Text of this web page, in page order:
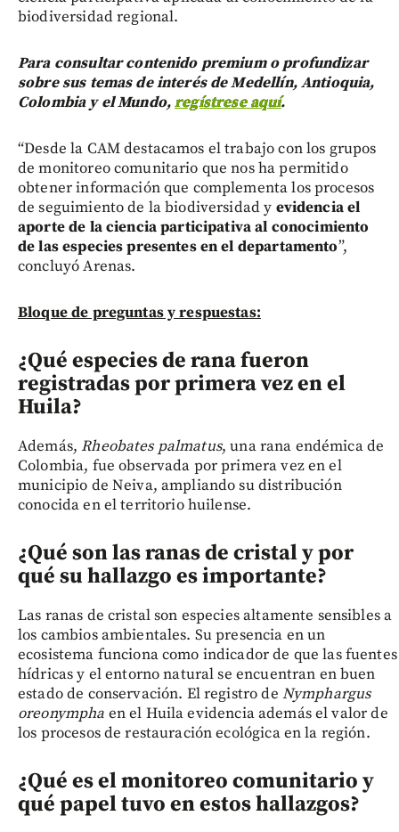
biodiversidad regional.
Para consultar contenido premium o profundizar
sobre sus temas de interés de Medellín, Antioquia,
Colombia y el Mundo,regístrese aquí.
“Desde la CAM destacamos el trabajo con los grupos
de monitoreo comunitario que nos ha permitido
obtener información que complementa los procesos
de seguimiento de la biodiversidad y evidencia el
aporte de la ciencia participativa al conocimiento
de las especies presentes en el departamento”,
concluyó Arenas.
Bloque de preguntas y respuestas:
¿Qué especies de rana fueron
registradas por primera vez en el
Huila?
Además,Rheobates palmatus, una rana endémica de
Colombia, fue observada por primera vez en el
municipio de Neiva, ampliando su distribución
conocida en el territorio huilense.
¿Qué son las ranas de cristal y por
qué su hallazgo es importante?
Las ranas de cristal son especies altamente sensibles a
los cambios ambientales. Su presencia en un
ecosistema funciona como indicador de que las fuentes
hídricas y el entorno natural se encuentran en buen
estado de conservación. El registro de Nymphargus
oreonympha en el Huila evidencia además el valor de
los procesos de restauración ecológica en la región.
¿Qué es el monitoreo comunitario y
qué papel tuvo en estos hallazgos?